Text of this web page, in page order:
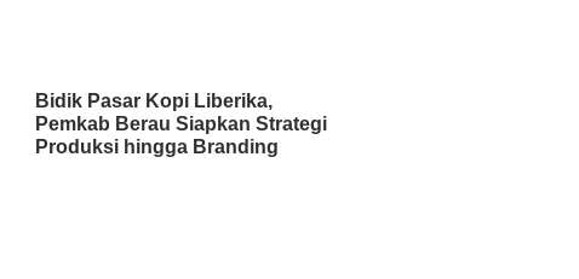
Bidik Pasar Kopi Liberika,
Pemkab Berau Siapkan Strategi
Produksi hingga Branding